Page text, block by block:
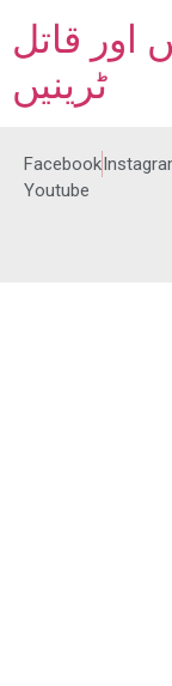
اور قاتل
ٹرینیں
Facebook
Youtube